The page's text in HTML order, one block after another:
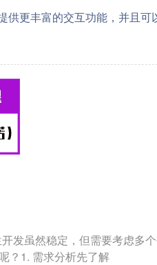
更丰富的交互功能，并且可
发虽然稳定，但需要考虑多
？1. 需求分析先了解